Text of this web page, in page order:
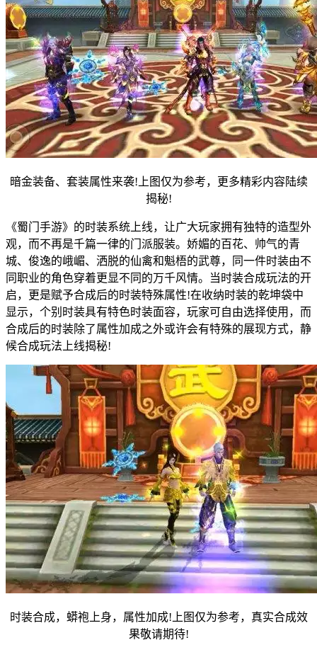
暗金装备、套装属性来袭!上图仅为参考，更多精彩内容陆续
揭秘!
《蜀门手游》的时装系统上线，让广大玩家拥有独特的造型外
观，而不再是千篇一律的门派服装。娇媚的百花、帅气的青
城、俊逸的峨嵋、洒脱的仙禽和魁梧的武尊，同一件时装由不
同职业的角色穿着更显不同的万千风情。当时装合成玩法的开
启，更是赋予合成后的时装特殊属性!在收纳时装的乾坤袋中
显示，个别时装具有特色时装面容，玩家可自由选择使用，而
合成后的时装除了属性加成之外或许会有特殊的展现方式，静
候合成玩法上线揭秘!
时装合成，蟒袍上身，属性加成!上图仅为参考，真实合成效
果敬请期待!